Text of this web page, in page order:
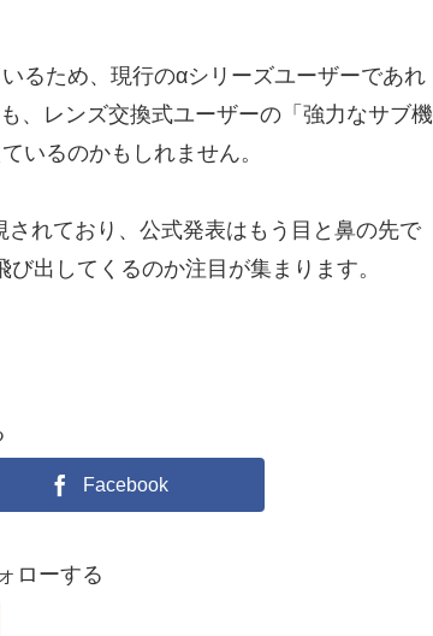
るため、現行のαシリーズユーザーであれ
、レンズ交換式ユーザーの「強力なサブ機
いるのかもしれません。
されており、公式発表はもう目と鼻の先で
出してくるのか注目が集まります。
Facebook
ローする